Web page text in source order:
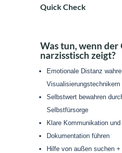
Quick Check
Was tun, wenn der
narzisstisch zeigt?
Emotionale Distanz
Visualisierungstechnikern
Selbstwert bewahren
Selbstfürsorge
Klare Kommunikation
Dokumentation führen
Hilfe von außen suchen